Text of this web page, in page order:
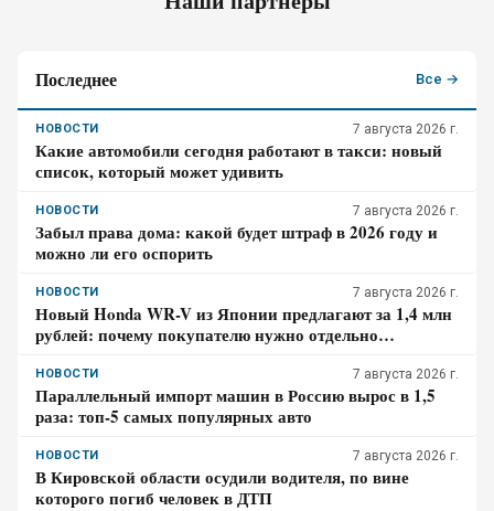
Последнее Все →
НОВОСТИ 7 августа 2026 г.
Какие автомобили сегодня работают в такси: новый
список, который может удивить
НОВОСТИ 7 августа 2026 г.
Забыл права дома: какой будет штраф в 2026 году и
можно ли его оспорить
НОВОСТИ 7 августа 2026 г.
Новый Honda WR-V из Японии предлагают за 1,4 млн
рублей: почему покупателю нужно отдельно
НОВОСТИ 7 августа 2026 г.
Параллельный импорт машин в Россию вырос в 1,5
раза: топ-5 самых популярных авто
НОВОСТИ 7 августа 2026 г.
В Кировской области осудили водителя, по вине
которого погиб человек в ДТП